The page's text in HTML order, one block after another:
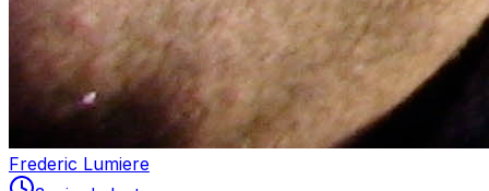
Frederic Lumiere